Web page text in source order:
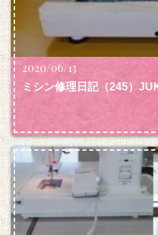
2020/06/13
ミシン修理日記（245）